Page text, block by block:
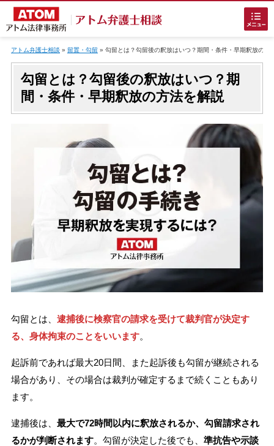
ホームに戻る
でお困りの方
刑事事件の無料相談
接見・面会を弁護士に依頼
アトムについて
弁護士紹介
アトム弁護士相談 » 留置・勾留 » 勾留とは？勾留後の釈放はいつ？期間・条件・早期釈放の方
勾留とは？勾留後の釈放はいつ？期
間・条件・早期釈放の方法を解説
勾留とは、 逮捕後に検察官の請求を受けて裁判官が決定す
る、身体拘束のことをいいます。
起訴前であれば最大20日間、また起訴後も勾留が継続される
場合があり、その場合は裁判が確定するまで続くこともあり
ます。
逮捕後は、 最大で72時間以内に釈放されるか、勾留請求され
るかが判断されます。勾留が決定した後でも、 準抗告や示談